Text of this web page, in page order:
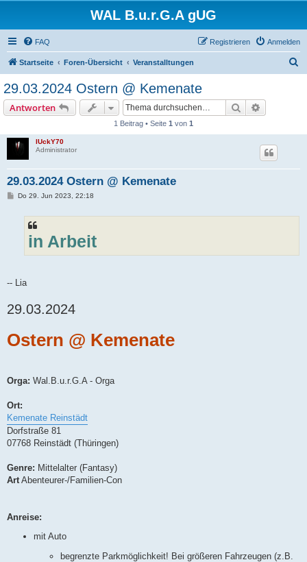
WAL B.u.r.G.A gUG
FAQ Anmelden
Registrieren
Startseite Foren-Übersicht Veranstalltungen
29.03.2024 Ostern @ Kemenate
Antworten Suche
1 Beitrag • Seite 1 von 1
lUckY70
Administrator
29.03.2024 Ostern @ Kemenate
BDo 29. Jun 2023, 22:18
in Arbeit
-- Lia
29.03.2024
Ostern @ Kemenate
Orga: Wal.B.u.r.G.A - Orga
Ort:
Kemenate Reinstädt
Dorfstraße 81
07768 Reinstädt (Thüringen)
Genre: Mittelalter (Fantasy)
Art Abenteurer-/Familien-Con
Anreise:
mit Auto
begrenzte Parkmöglichkeit! Bei größeren Fahrzeugen (z.B.